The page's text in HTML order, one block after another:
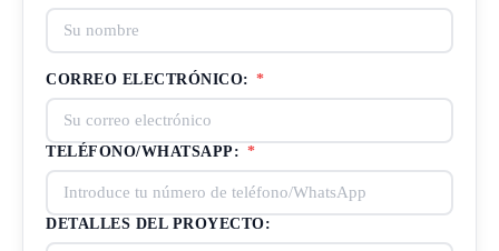
CORREO ELECTRÓNICO: *
TELÉFONO/WHATSAPP: *
DETALLES DEL PROYECTO: